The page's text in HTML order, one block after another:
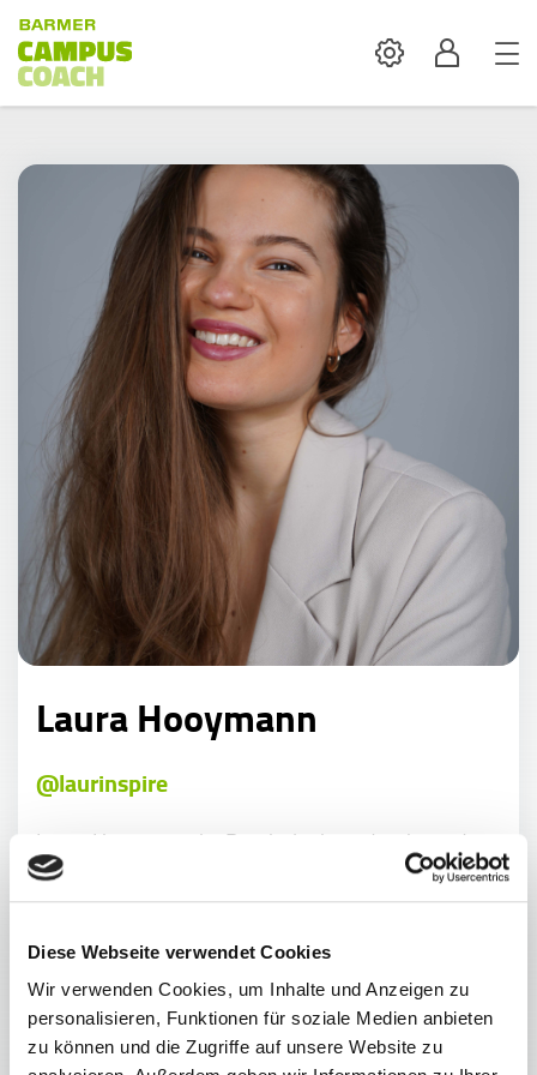
Diese Webseite verwendet Cookies
Wir verwenden Cookies, um Inhalte und Anzeigen zu
personalisieren, Funktionen für soziale Medien anbieten
zu können und die Zugriffe auf unsere Website zu
SettingsProfil
Laura Hooymann
@laurinspire
Laura Hooymann ist Psychologiestudentin an der
Universität Bielefeld und gibt als »Study-
Influencerin« Tipps zu den Themen Lernen,
Anliegen ist es ihr dabei, ihren Follower/innen
keine unrealistischen Standards vorzuleben,
sondern sich stets für einen gesunden Ausgleich
zwischen Studium und Freizeit auszusprechen. Um